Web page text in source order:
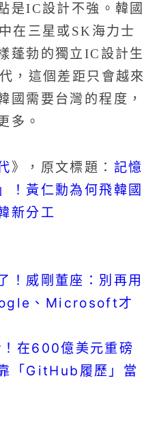
是IC設計不強。韓國
在三星或SK海力士
蓬勃的獨立IC設計生
，這個差距只會越來
國需要台灣的程度，
多。
》，原文標題： 記憶
！黃仁勳為何飛韓國
新分工
！威剛董座：別再用
、Microsoft才
在600億美元重磅
「GitHub履歷」當